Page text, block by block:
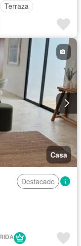
Terraza
Casa
Destacado